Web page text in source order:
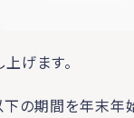
げます。
の期間を年末年